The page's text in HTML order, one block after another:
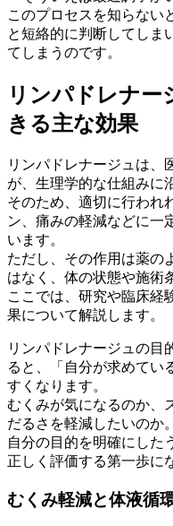
このプロセスを知らない
と短絡的に判断してしま
てしまうのです。
リンパドレナー
きる主な効果
リンパドレナージュは、
が、生理学的な仕組みに
そのため、適切に行われ
ン、痛みの軽減などに一
います。
ただし、その作用は薬の
はなく、体の状態や施術
ここでは、研究や臨床経
果について解説します。
リンパドレナージュの目
ると、「自分が求めてい
すくなります。
むくみが気になるのか、
だるさを軽減したいのか。
自分の目的を明確にした
正しく評価する第一歩に
むくみ軽減と体液循